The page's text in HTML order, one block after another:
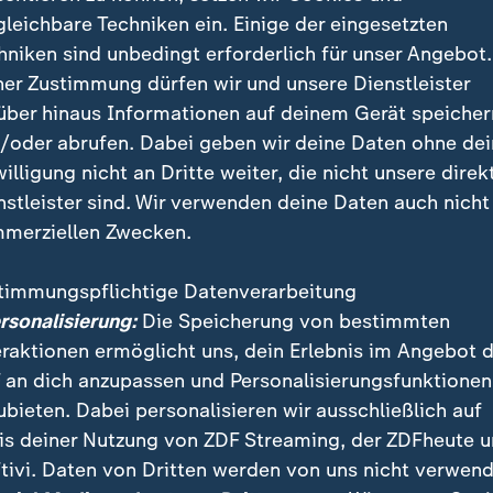
sein Leben
das Telefon und die fragen, ob ich mitmachen
2024 im dpa-Interview. Ringo überlegte nicht
des gefeuerten Pete Best zu werden.
beste Entscheidung, die ich
habe.
seine zukünftigen Bandkollegen bereits von
. Im Kaiserkeller auf der Reeperbahn traten
musizierte Starr auch schon mit den
Eindruck.
Techniken ein. Einige der eingesetzten
sind unbedingt erforderlich für unser
Zustimmung dürfen wir und unsere Dienstleister
hinaus Informationen auf deinem Gerät
oder abrufen. Dabei geben wir deine Daten ohne
nicht an Dritte weiter, die nicht unsere
sind. Wir verwenden deine Daten auch nicht
Zwecken.
Datenverarbeitung
Die Speicherung von bestimmten
ermöglicht uns, dein Erlebnis im Angebot
an dich anzupassen und Personalisierungsfunktionen
Dabei personalisieren wir ausschließlich auf
deiner Nutzung von ZDF Streaming, der ZDFheute
Daten von Dritten werden von uns nicht